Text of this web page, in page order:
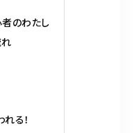
のわたし
る！